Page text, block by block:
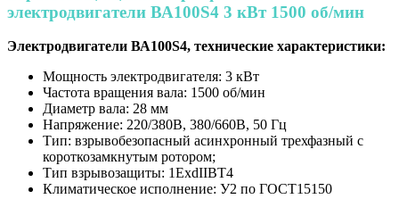
электродвигатели ВА100S4 3 кВт 1500 об/мин
Электродвигатели ВА100S4, технические характеристики:
Мощность электродвигателя: 3 кВт
Частота вращения вала: 1500 об/мин
Диаметр вала: 28 мм
Напряжение: 220/380В, 380/660В, 50 Гц
Тип: взрывобезопасный асинхронный трехфазный с
короткозамкнутым ротором;
Тип взрывозащиты: 1ExdIIBT4
Климатическое исполнение: У2 по ГОСТ15150